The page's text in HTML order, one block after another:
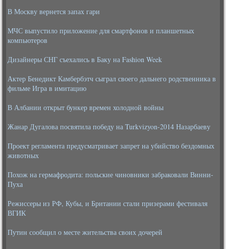
В Москву вернется запах гари
МЧС выпустило приложение для смартфонов и планшетных
компьютеров
Дизайнеры СНГ съехались в Баку на Fashion Week
Актер Бенедикт Камбербэтч сыграл своего дальнего родственника в
фильме Игра в имитацию
В Албании открыт бункер времен холодной войны
Жанар Дугалова посвятила победу на Turkvizyon-2014 Назарбаеву
Проект регламента предусматривает запрет на убийство бездомных
животных
Похож на гермафродита: польские чиновники забраковали Винни-
Пуха
Режиссеры из РФ, Кубы, и Британии стали призерами фестиваля
ВГИК
Путин сообщил о месте жительства своих дочерей